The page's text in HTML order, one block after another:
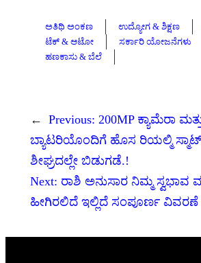
ಅತಿಥಿ ಅಂಕಣ ಉದ್ಯೋಗ & ಶಿಕ್ಷಣ
ಟೆಕ್ & ಆಟೋ
ಸರ್ಕಾರಿ ಯೋಜನೆಗಳು
ಹಣಕಾಸು & ಬೆಲೆ
← Previous: 200MP ಕ್ಯಾಮೆರಾ
ಬ್ಯಾಟರಿಯೊಂದಿಗೆ ಹೊಸ ರಿಯಲ್ಮಿ
ಶೀಘ್ರದಲ್ಲೇ ಬಿಡುಗಡೆ.!
Next: ರಾಶಿ ಅನುಸಾರ ನಿಮ್ಮ ಸ್ವಭಾವ
ಹೀಗಿರಲಿದೆ ಇಲ್ಲಿದೆ ಸಂಪೂರ್ಣ ವಿವರಣೆ